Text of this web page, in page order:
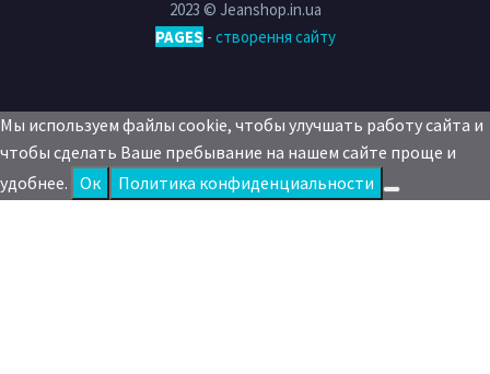
2023 © Jeanshop.in.ua
PAGES - створення сайту
Мы используем файлы cookie, чтобы улучшать работу сайта и
чтобы сделать Ваше пребывание на нашем сайте проще и
удобнее. Oк Политика конфиденциальности